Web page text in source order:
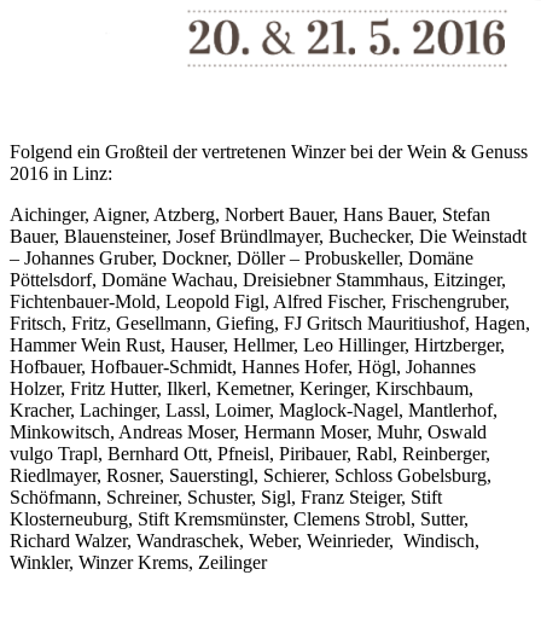
Folgend ein Großteil der vertretenen Winzer bei der Wein & Genuss
2016 in Linz:
Aichinger, Aigner, Atzberg, Norbert Bauer, Hans Bauer, Stefan
Bauer, Blauensteiner, Josef Bründlmayer, Buchecker, Die Weinstadt
– Johannes Gruber, Dockner, Döller – Probuskeller, Domäne
Pöttelsdorf, Domäne Wachau, Dreisiebner Stammhaus, Eitzinger,
Fichtenbauer-Mold, Leopold Figl, Alfred Fischer, Frischengruber,
Fritsch, Fritz, Gesellmann, Giefing, FJ Gritsch Mauritiushof, Hagen,
Hammer Wein Rust, Hauser, Hellmer, Leo Hillinger, Hirtzberger,
Hofbauer, Hofbauer-Schmidt, Hannes Hofer, Högl, Johannes
Holzer, Fritz Hutter, Ilkerl, Kemetner, Keringer, Kirschbaum,
Kracher, Lachinger, Lassl, Loimer, Maglock-Nagel, Mantlerhof,
Minkowitsch, Andreas Moser, Hermann Moser, Muhr, Oswald
vulgo Trapl, Bernhard Ott, Pfneisl, Piribauer, Rabl, Reinberger,
Riedlmayer, Rosner, Sauerstingl, Schierer, Schloss Gobelsburg,
Schöfmann, Schreiner, Schuster, Sigl, Franz Steiger, Stift
Klosterneuburg, Stift Kremsmünster, Clemens Strobl, Sutter,
Richard Walzer, Wandraschek, Weber, Weinrieder, Windisch,
Winkler, Winzer Krems, Zeilinger